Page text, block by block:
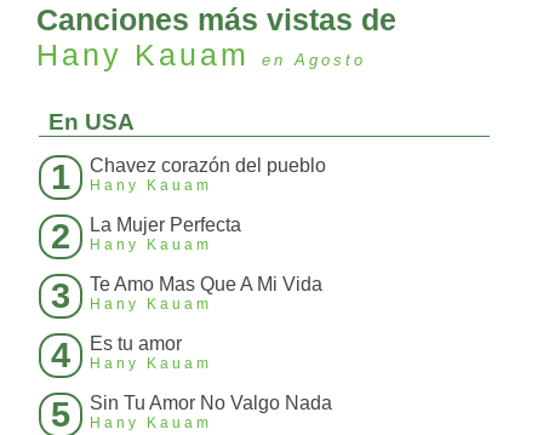
Canciones más vistas de
Hany Kauam
en Agosto
En USA
1 Chavez corazón del pueblo
Hany Kauam
2 La Mujer Perfecta
Hany Kauam
3 Te Amo Mas Que A Mi Vida
Hany Kauam
4 Es tu amor
Hany Kauam
5 Sin Tu Amor No Valgo Nada
Hany Kauam